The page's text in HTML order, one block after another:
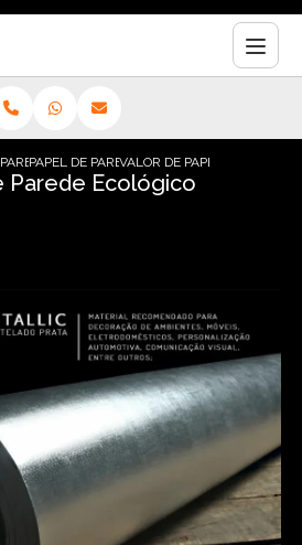
PAPEL DE PAREDE EMBORRACHADO
VALOR DE PAPEL DE PAREDE
Parede Ecológico